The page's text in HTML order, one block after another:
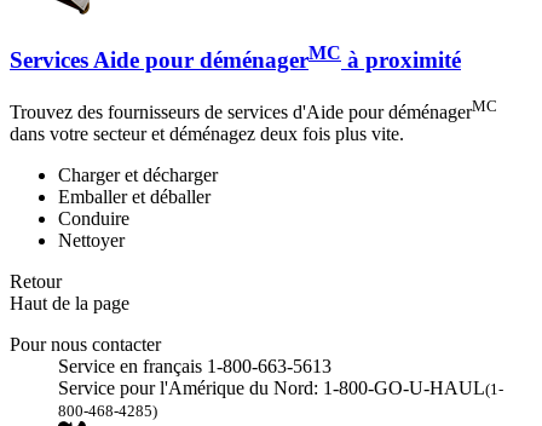
Services Aide pour déménagerMC à proximité
Trouvez des fournisseurs de services d'Aide pour déménagerMC
dans votre secteur et déménagez deux fois plus vite.
Charger et décharger
Emballer et déballer
Conduire
Nettoyer
Retour
Haut de la page
Pour nous contacter
Service en français 1-800-663-5613
Service pour l'Amérique du Nord: 1-800-GO-U-HAUL(1-
800-468-4285)